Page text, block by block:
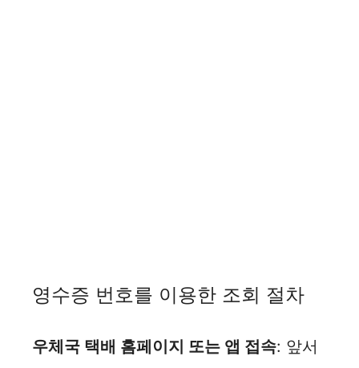
영수증 번호를 이용한 조회 절차
우체국 택배 홈페이지 또는 앱 접속: 앞서